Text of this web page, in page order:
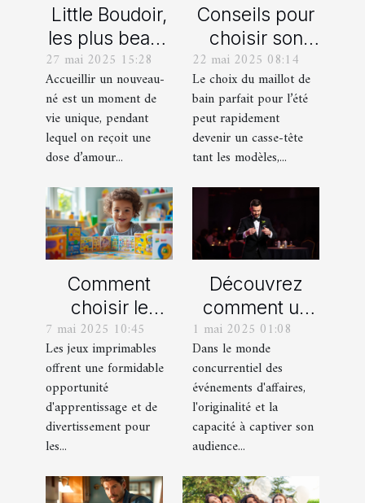
Little Boudoir,
les plus beaux
cadeaux de
naissance
personnalisés
!
27 mai 2025 15:28
Accueillir un nouveau-
né est un moment de
vie unique, pendant
lequel on reçoit une
dose d’amour...
Conseils pour
choisir son
maillot de bain
idéal pour l'été
22 mai 2025 08:14
Le choix du maillot de
bain parfait pour l’été
peut rapidement
devenir un casse-tête
tant les modèles,...
Comment
choisir le
meilleur jeu
imprimable
pour votre
enfant
7 mai 2025 10:45
Les jeux imprimables
offrent une formidable
opportunité
d'apprentissage et de
divertissement pour
les...
Découvrez
comment un
spectacle de
magie
transforme les
événements
professionnels
1 mai 2025 01:08
Dans le monde
concurrentiel des
événements d'affaires,
l'originalité et la
capacité à captiver son
audience...